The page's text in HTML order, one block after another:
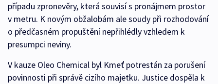
případu zpronevěry, která souvisí s pronájmem prostor
v metru. K novým obžalobám ale soudy při rozhodování
o předčasném propuštění nepřihlédly vzhledem k
presumpci neviny.
V kauze Oleo Chemical byl Kmeť potrestán za porušení
povinnosti při správě cizího majetku. Justice dospěla k